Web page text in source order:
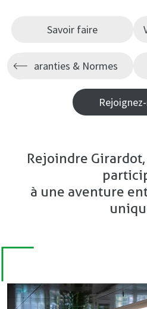
Savoir faire
Garanties & Normes
Rejoindre
à une aventure